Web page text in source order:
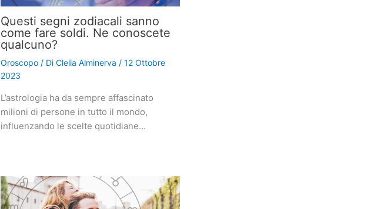
Questi segni zodiacali sanno
come fare soldi. Ne conoscete
qualcuno?
Oroscopo/ Di Clelia Alminerva / 12 Ottobre
2023
L’astrologia ha da sempre affascinato
milioni di persone in tutto il mondo,
influenzando le scelte quotidiane…